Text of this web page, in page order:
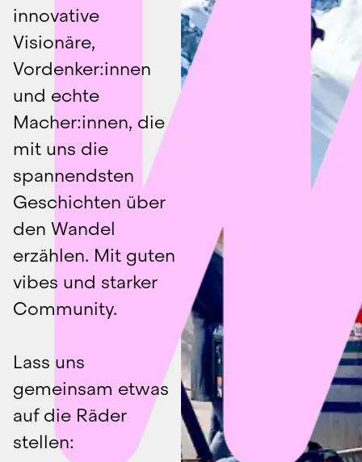
innovative
Visionäre,
Vordenker:innen
und echte
Macher:innen, die
mit uns die
spannendsten
Geschichten über
den Wandel
erzählen. Mit guten
vibes und starker
Community.
Lass uns
gemeinsam etwas
auf die Räder
stellen: